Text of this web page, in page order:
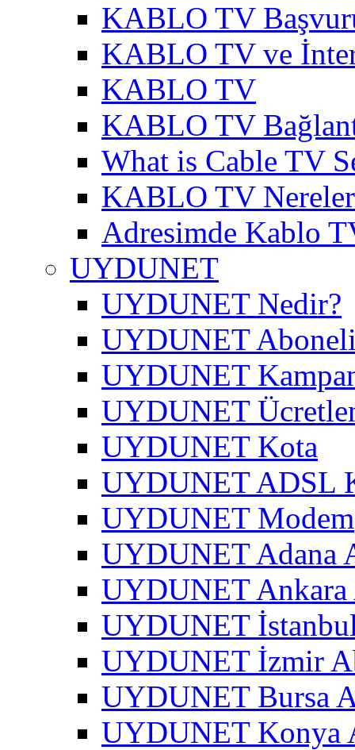
KABLO TV
KABLO TV ve
KABLO TV
KABLO TV
What is Cable TV
KABLO TV
Adresimde Kablo
UYDUNET
UYDUNET Nedir?
UYDUNET
UYDUNET
UYDUNET
UYDUNET Kota
UYDUNET ADSL
UYDUNET Modem
UYDUNET Adana
UYDUNET
UYDUNET
UYDUNET İzmir
UYDUNET Bursa
UYDUNET Konya